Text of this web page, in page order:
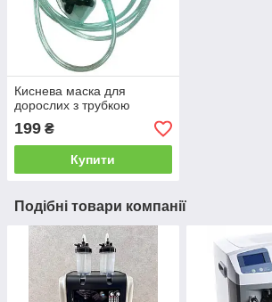
Киснева маска для
дорослих з трубкою
199 ₴
Купити
Подібні товари компанії